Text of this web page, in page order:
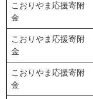
こおりやま応援寄附
金
こおりやま応援寄附
金
こおりやま応援寄附
金